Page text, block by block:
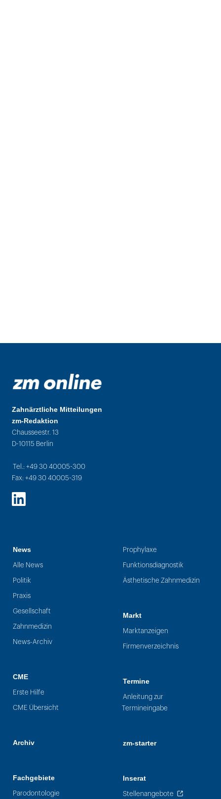
Zahnärztliche Mitteilungen
zm-Redaktion
Chausseestr. 13
D-10115 Berlin
Tel.: +49 30 40005-300
Fax: +49 30 40005-319
LinkedIn
News
Alle News
Politik
Praxis
Gesellschaft
Zahnmedizin
News-Archiv
CME
Erste Hilfe
CME Übersicht
Archiv
Fachgebiete
Parodontologie
Prophylaxe
Funktionsdiagnostik
Ästhetische Zahnmedizin
Markt
Marktanzeigen
Firmenverzeichnis
Termine
Anleitung zur
Termineingabe
zm-starter
Inserat
Stellenangebote